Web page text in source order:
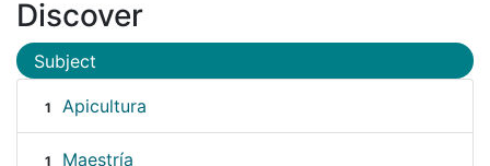
Discover
Subject
1 Apicultura
1 Maestría